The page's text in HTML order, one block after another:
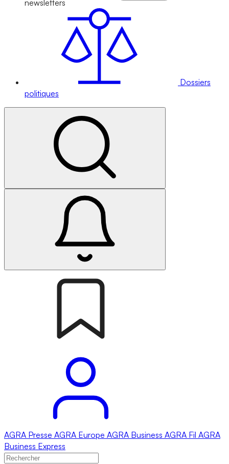
newsletters
Dossiers
politiques
AGRA Presse AGRA Europe AGRA Business AGRA Fil AGRA
Business Express